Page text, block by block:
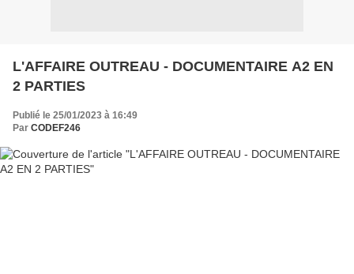
L'AFFAIRE OUTREAU - DOCUMENTAIRE A2 EN
2 PARTIES
Publié le 25/01/2023 à 16:49
Par CODEF246